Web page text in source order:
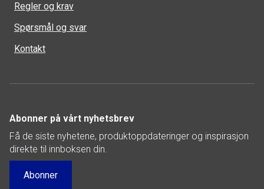
Regler og krav
Spørsmål og svar
Kontakt
Abonner på vårt nyhetsbrev
Få de siste nyhetene, produktoppdateringer og inspirasjon
direkte til innboksen din.
Abonner